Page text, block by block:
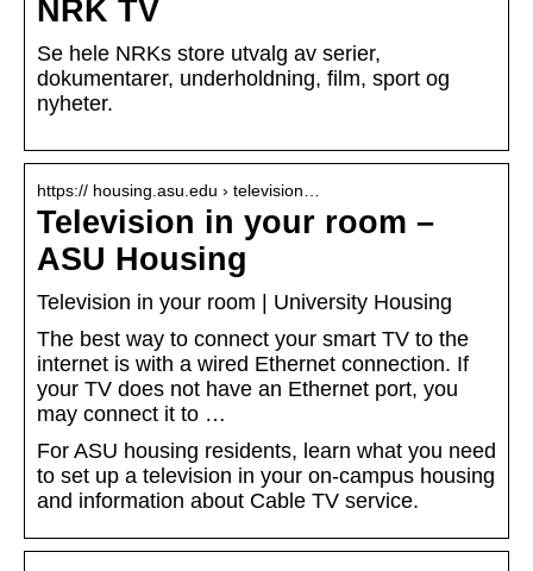
NRK TV
Se hele NRKs store utvalg av serier,
dokumentarer, underholdning, film, sport og
nyheter.
https:// housing.asu.edu › television…
Television in your room –
ASU Housing
Television in your room | University Housing
The best way to connect your smart TV to the
internet is with a wired Ethernet connection. If
your TV does not have an Ethernet port, you
may connect it to …
For ASU housing residents, learn what you need
to set up a television in your on-campus housing
and information about Cable TV service.